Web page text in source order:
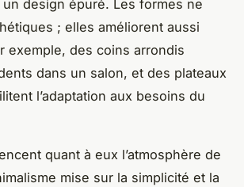
design épuré. Les formes ne
; elles améliorent aussi
exemple, des coins arrondis
dans un salon, et des plateaux
l’adaptation aux besoins du
quant à eux l’atmosphère de
mise sur la simplicité et la